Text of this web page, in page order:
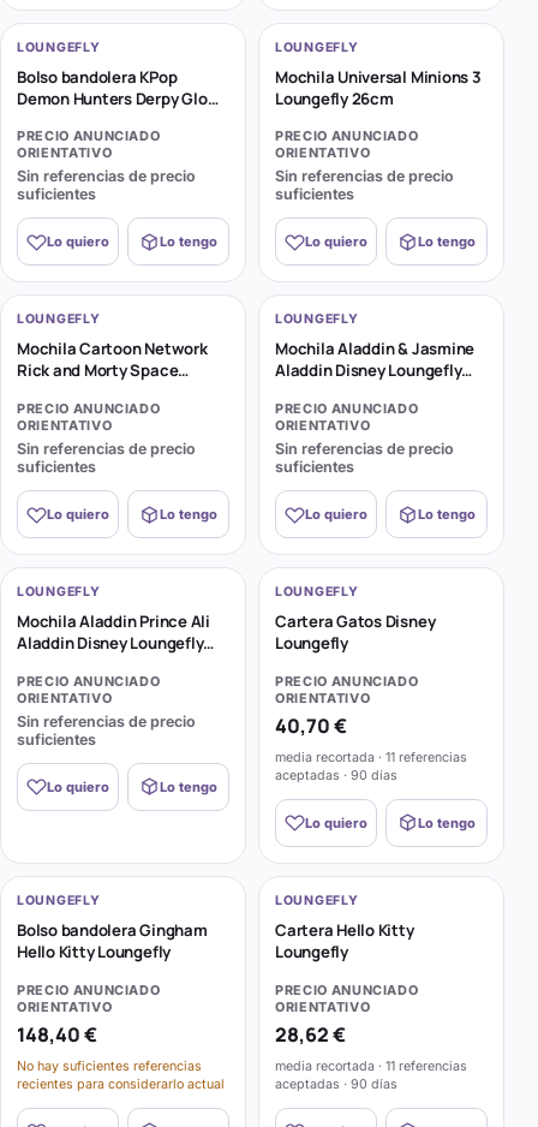
LOUNGEFLY
Bolso bandolera KPop
Demon Hunters Derpy Glow
PRECIO ANUNCIADO
ORIENTATIVO
Sin referencias de precio
suficientes
Lo quiero Lo tengo
LOUNGEFLY
Mochila Universal Minions 3
Loungefly 26cm
PRECIO ANUNCIADO
ORIENTATIVO
Sin referencias de precio
suficientes
Lo quiero Lo tengo
LOUNGEFLY
Mochila Cartoon Network
Rick and Morty Space
PRECIO ANUNCIADO
ORIENTATIVO
Sin referencias de precio
suficientes
Lo quiero Lo tengo
LOUNGEFLY
Mochila Aladdin & Jasmine
Aladdin Disney Loungefly
PRECIO ANUNCIADO
ORIENTATIVO
Sin referencias de precio
suficientes
Lo quiero Lo tengo
LOUNGEFLY
Mochila Aladdin Prince Ali
Aladdin Disney Loungefly
PRECIO ANUNCIADO
ORIENTATIVO
Sin referencias de precio
suficientes
Lo quiero Lo tengo
LOUNGEFLY
Cartera Gatos Disney
Loungefly
PRECIO ANUNCIADO
ORIENTATIVO
40,70 €
media recortada · 11 referencias
aceptadas · 90 días
Lo quiero Lo tengo
LOUNGEFLY
Bolso bandolera Gingham
Hello Kitty Loungefly
PRECIO ANUNCIADO
ORIENTATIVO
148,40 €
No hay suficientes referencias
recientes para considerarlo actual
LOUNGEFLY
Cartera Hello Kitty
Loungefly
PRECIO ANUNCIADO
ORIENTATIVO
28,62 €
media recortada · 11 referencias
aceptadas · 90 días